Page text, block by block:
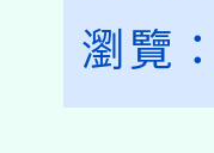
瀏覽：